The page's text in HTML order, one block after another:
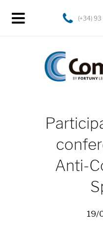
(+34)
Anti-
19/